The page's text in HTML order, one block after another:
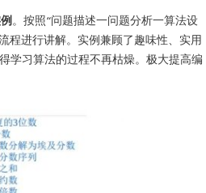
。按照“问题描述一问题分析一算法设
程进行讲解。实例兼顾了趣味性、实用
学习算法的过程不再枯燥。极大提高编